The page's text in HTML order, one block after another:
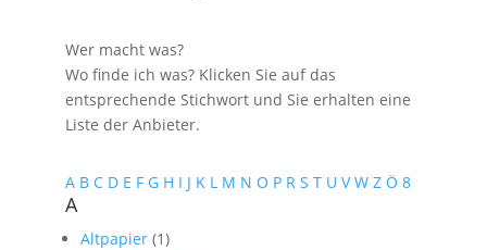
Wer macht was?
Wo finde ich was? Klicken Sie auf das
entsprechende Stichwort und Sie erhalten eine
Liste der Anbieter.
A B C D E F G H I J K L M N O P R S T U V W Z Ö 8
A
Altpapier (1)